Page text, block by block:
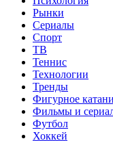
Рынки
Сериалы
Спорт
ТВ
Теннис
Технологии
Тренды
Фигурное
Фильмы и
Футбол
Хоккей